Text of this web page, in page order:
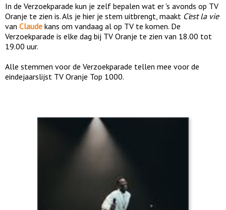
In de Verzoekparade kun je zelf bepalen wat er 's avonds op TV
Oranje te zien is. Als je hier je stem uitbrengt, maakt C'est la vie
van Claude kans om vandaag al op TV te komen. De
Verzoekparade is elke dag bij TV Oranje te zien van 18.00 tot
19.00 uur.
Alle stemmen voor de Verzoekparade tellen mee voor de
eindejaarslijst TV Oranje Top 1000.